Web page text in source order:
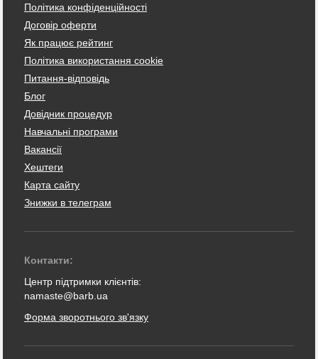
Політика конфіденційності
Договір оферти
Як працює рейтинг
Політика використання cookie
Питання-відповідь
Блог
Довідник процедур
Навчальні програми
Вакансії
Хештеги
Карта сайту
Знижки в телеграм
Контакти:
Центр підтримки клієнтів:
namaste@barb.ua
Форма зворотнього зв'язку